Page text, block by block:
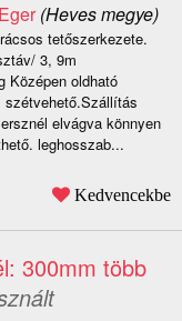
Eger(Heves megye)
tetőszerkezete.
3, 9m
Középen oldható
elvágva könnyen
leghosszab...
Kedvencekbe
300mm több